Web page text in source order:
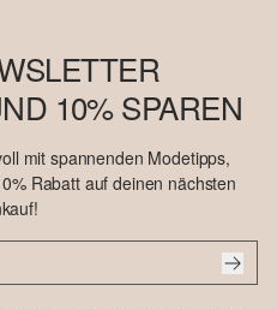
10% SPAREN
mit spannenden Modetipps,
Rabatt auf deinen nächsten